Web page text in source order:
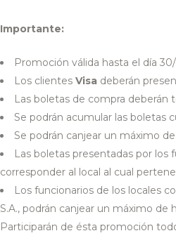
Importante:
Promoción válida hasta el día
Los clientes Visa deberán
Las boletas de compra
Se podrán acumular las boletas
Se podrán canjear un máximo
Las boletas presentadas por los
corresponder al local al cual
Los funcionarios de los locales
S.A., podrán canjear un máximo
Participarán de ésta promoción